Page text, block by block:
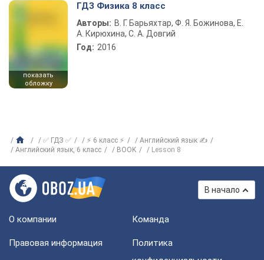
показать
обложку
ГДЗ Физика 8 класс
Авторы: В. Г. Барьяхтар, Ф. Я. Божинова, Е.
А. Кирюхина, С. А. Довгий
Год: 2016
✅ ГДЗ ✅ ⚡ 6 класс ⚡
Английский язык ✍
Английский язык, 6 класс
BOOK Lesson 8
В начало
О компании Команда
Правовая информация
Политика